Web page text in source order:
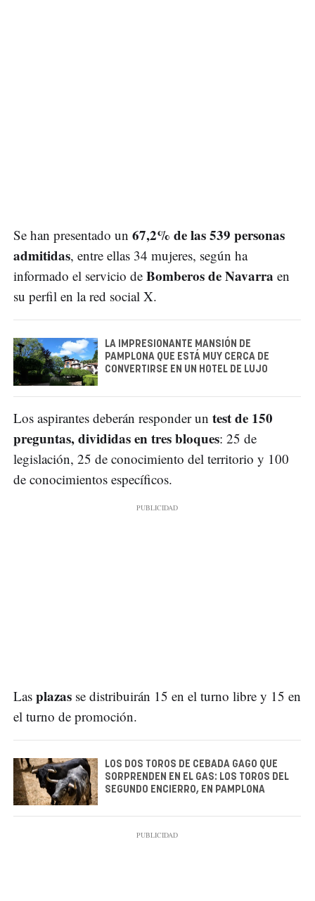
Se han presentado un 67,2% de las 539 personas
admitidas, entre ellas 34 mujeres, según ha
informado el servicio de Bomberos de Navarra en
su perfil en la red social X.
LA IMPRESIONANTE MANSIÓN DE
PAMPLONA QUE ESTÁ MUY CERCA DE
CONVERTIRSE EN UN HOTEL DE LUJO
Los aspirantes deberán responder un test de 150
preguntas, divididas en tres bloques: 25 de
legislación, 25 de conocimiento del territorio y 100
de conocimientos específicos.
Las plazas se distribuirán 15 en el turno libre y 15 en
el turno de promoción.
LOS DOS TOROS DE CEBADA GAGO QUE
SORPRENDEN EN EL GAS: LOS TOROS DEL
SEGUNDO ENCIERRO, EN PAMPLONA